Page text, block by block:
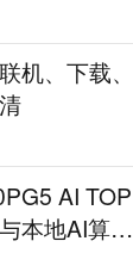
机、下载、
AI TOP
本地AI算力